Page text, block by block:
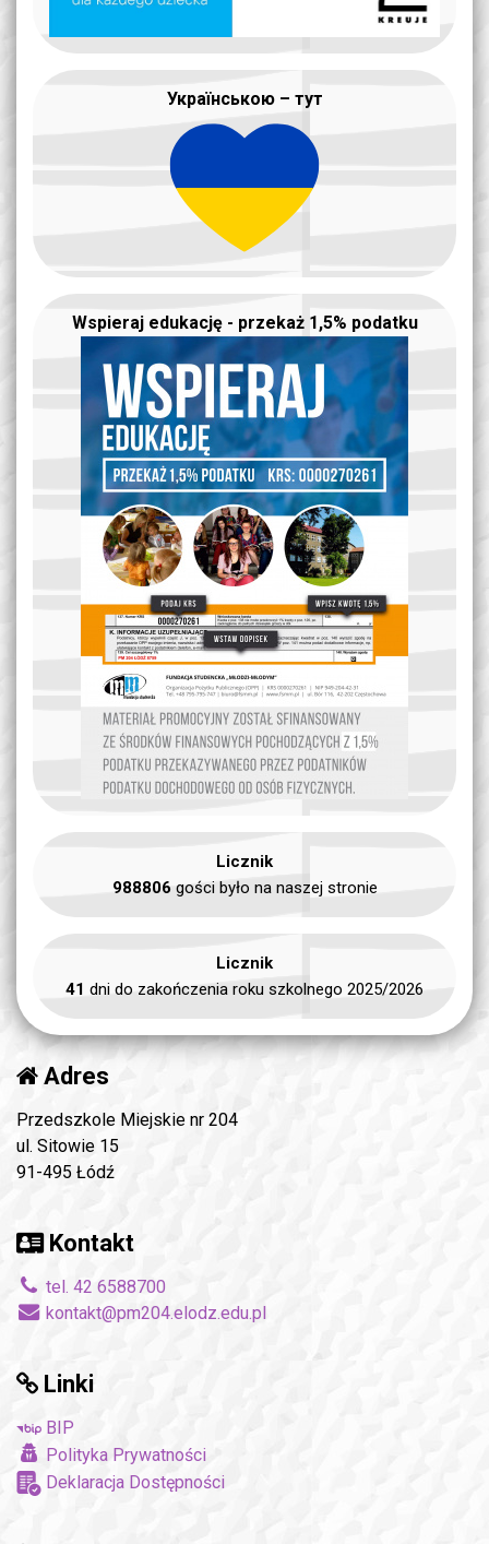
Українською – тут
Wspieraj edukację - przekaż 1,5% podatku
Licznik
988806gości było na naszej stronie
Licznik
41 dni do zakończenia roku szkolnego 2025/2026
Adres
Przedszkole Miejskie nr 204
ul. Sitowie 15
91-495 Łódź
Kontakt
tel. 42 6588700
kontakt@pm204.elodz.edu.pl
Linki
BIP
Polityka Prywatności
Deklaracja Dostępności